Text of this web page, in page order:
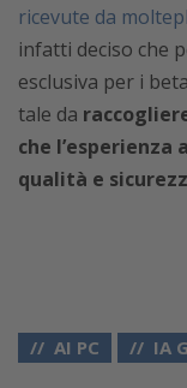
ricevute da
infatti deciso che
esclusiva per i
tale da
che
qualità e
AI PC IA